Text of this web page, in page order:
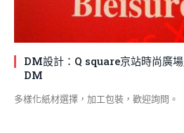
DM設計：Q square京站時尚廣
DM
多樣化紙材選擇，加工包裝，歡迎詢問。